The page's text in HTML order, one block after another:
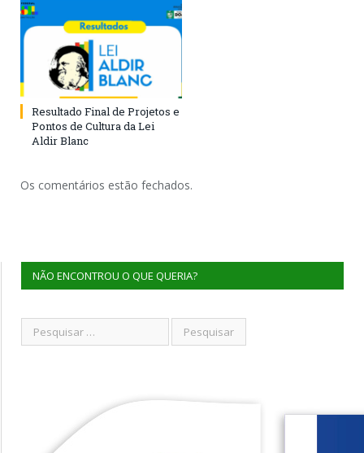
Resultado Final de Projetos e
Pontos de Cultura da Lei
Aldir Blanc
Os comentários estão fechados.
NÃO ENCONTROU O QUE QUERIA?